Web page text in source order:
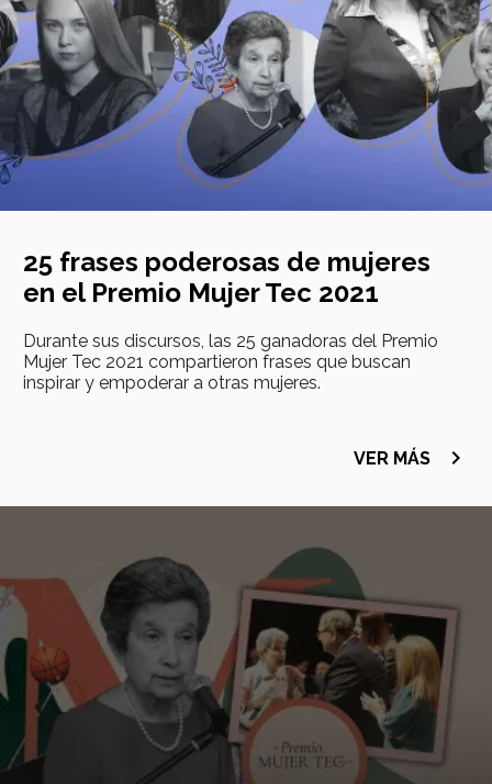
25 frases poderosas de mujeres
en el Premio Mujer Tec 2021
Durante sus discursos, las 25 ganadoras del Premio
Mujer Tec 2021 compartieron frases que buscan
inspirar y empoderar a otras mujeres.
VER MÁS navigate_next